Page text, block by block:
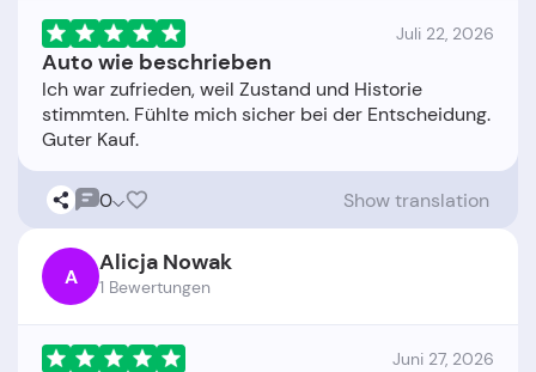
Juli 22, 2026
Auto wie beschrieben
Ich war zufrieden, weil Zustand und Historie
stimmten. Fühlte mich sicher bei der Entscheidung.
0 Show translation
A Alicja Nowak
1 Bewertungen
Juni 27, 2026